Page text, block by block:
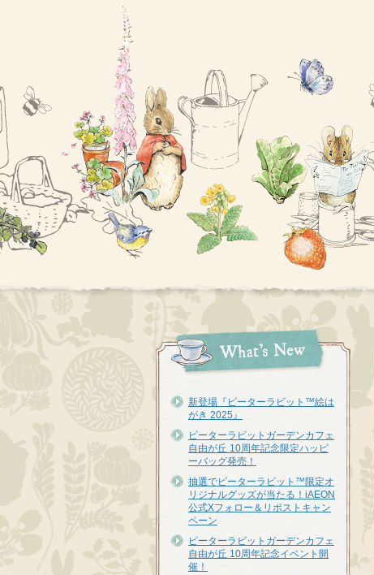
新登場『ピーターラビット™︎絵は
がき 2025』
ピーターラビットガーデンカフェ
自由が丘 10周年記念限定ハッピ
ーバッグ発売！
抽選でピーターラビット™限定オ
リジナルグッズが当たる！iAEON
公式Xフォロー＆リポストキャン
ペーン
ピーターラビットガーデンカフェ
自由が丘 10周年記念イベント開
催！